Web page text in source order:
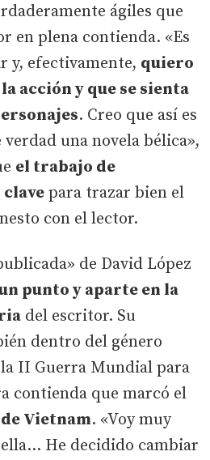
ágiles que
en plena contienda. «Es
y, efectivamente, quiero
acción y que se sienta
. Creo que así es
una novela bélica»,
el trabajo de
para trazar bien el
con el lector.
de David López
punto y aparte en la
del escritor. Su
dentro del género
II Guerra Mundial para
contienda que marcó el
Vietnam. «Voy muy
He decidido cambiar